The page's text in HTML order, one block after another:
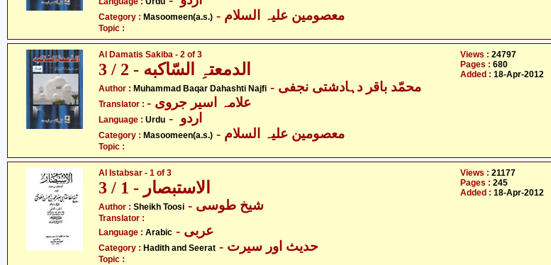
Category : Masoomeen(a.s.)
Topic :
Al Damatis Sakiba - 2 of 3
الدمعتہِ السّاکبه - 2 / 3
Author : Muhammad Baqar Dahashti Najfi - محمّد باقر دہادشتی نجفی
Translator : - علامہ اسیر جروی
Language : Urdu
Category : Masoomeen(a.s.)
Topic :
Views : 24797
Pages : 680
Added : 18-Apr-2012
Al Istabsar - 1 of 3
الاستبصار - 1 / 3
Author : Sheikh Toosi - شیخ طوسی
Translator :
Language : Arabic - عربی
Category : Hadith and Seerat - حدیث اور سیرت
Topic :
Views : 21177
Pages : 245
Added : 18-Apr-2012